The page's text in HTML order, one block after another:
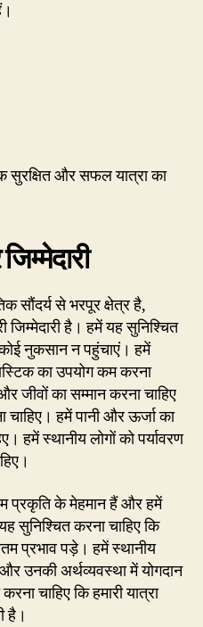
और सफल यात्रा का
से भरपूर क्षेत्र है,
जिम्मेदारी है। हमें यह सुनिश्चित
कोई नुकसान न पहुंचाएं। हमें
का उपयोग कम करना
जीवों का सम्मान करना चाहिए
हमें पानी और ऊर्जा का
हमें स्थानीय लोगों को पर्यावरण
प्रकृति के मेहमान हैं और हमें
सुनिश्चित करना चाहिए कि
प्रभाव पड़े। हमें स्थानीय
उनकी अर्थव्यवस्था में योगदान
चाहिए कि हमारी यात्रा
है।